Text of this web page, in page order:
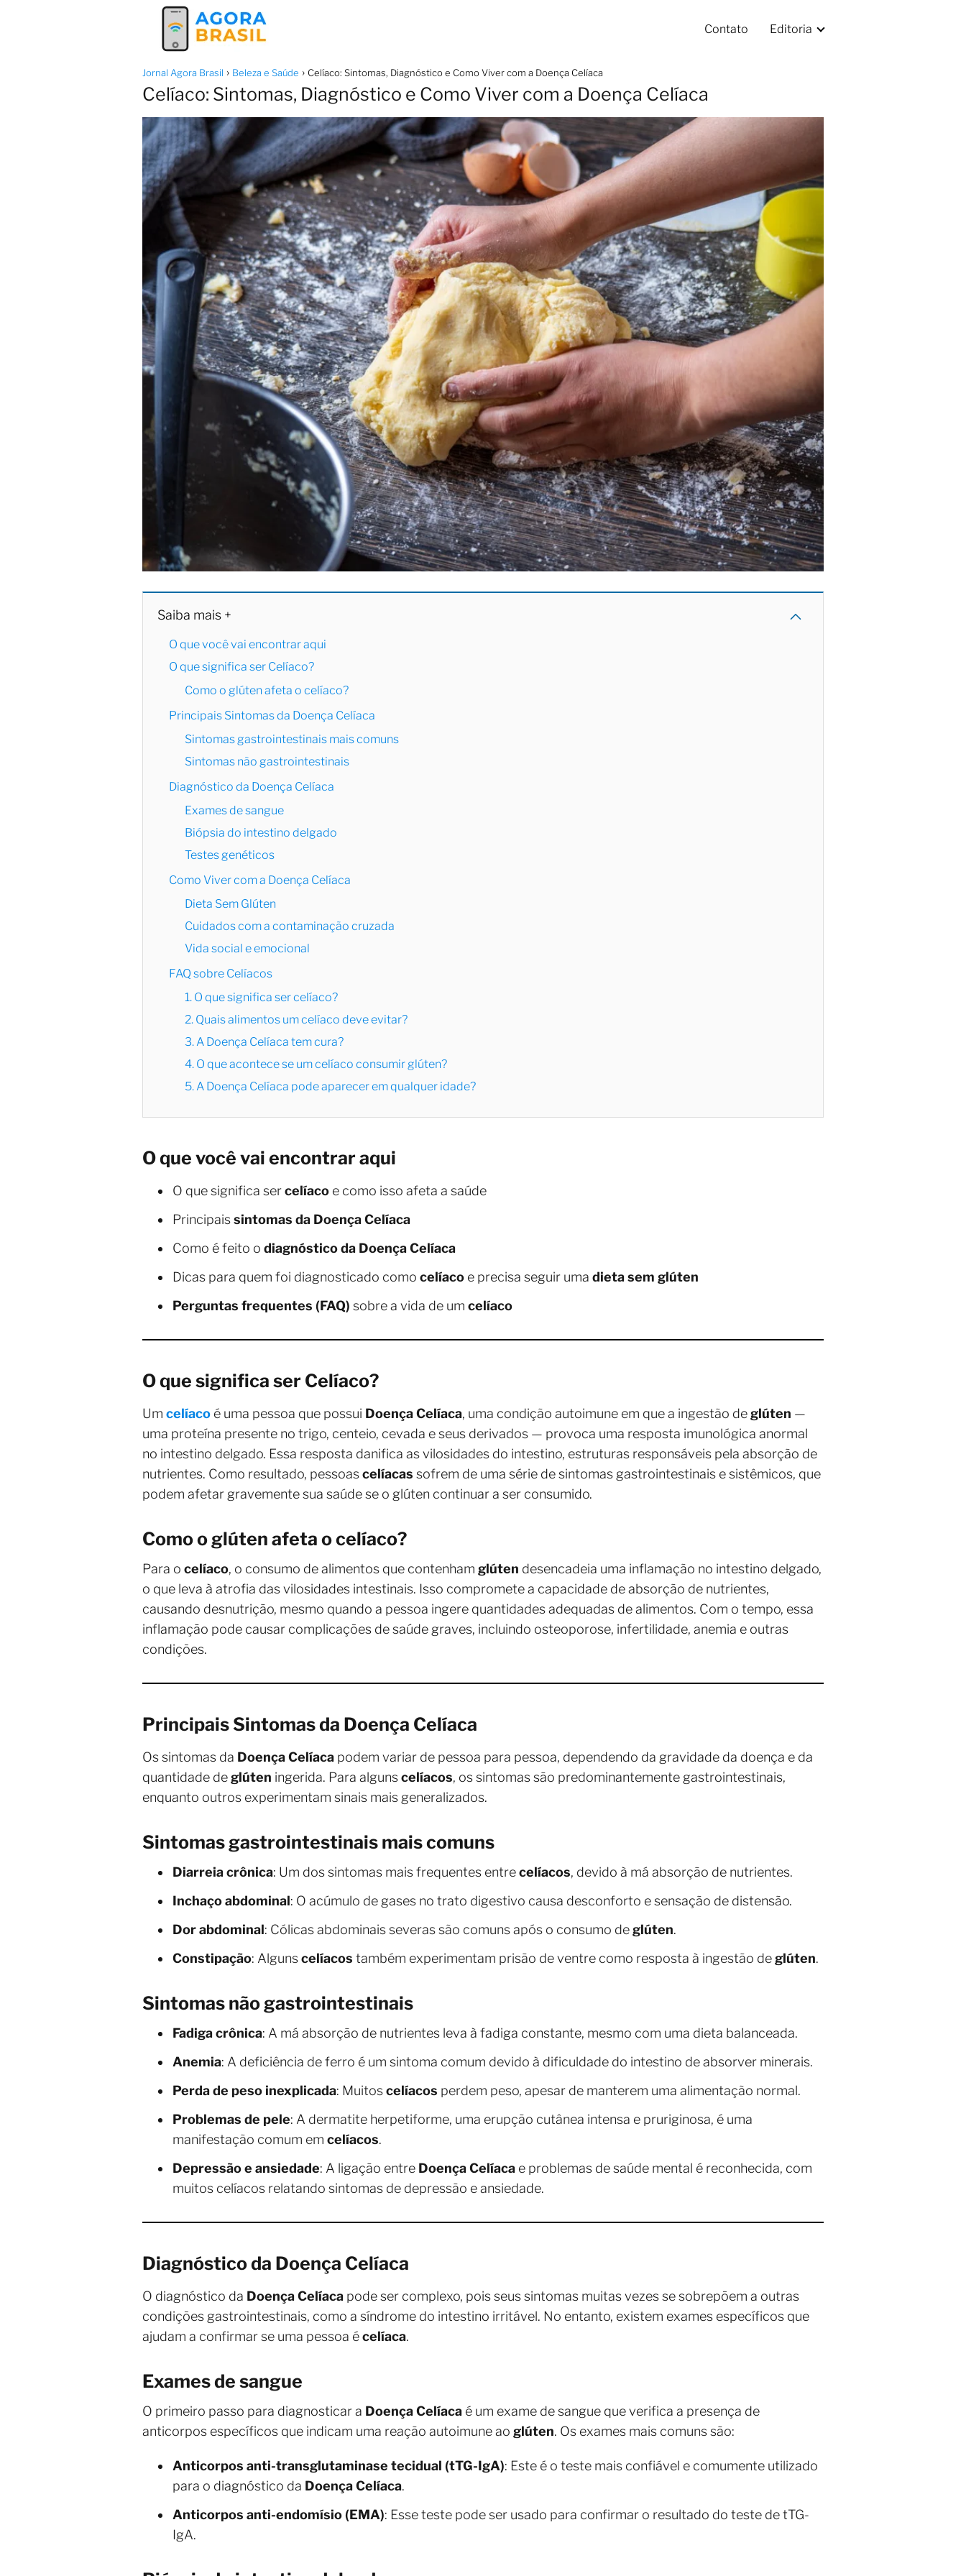
Contato Editoria
Jornal Agora Brasil Beleza e Saúde Celíaco: Sintomas, Diagnóstico e Como Viver com a Doença Celíaca
Celíaco: Sintomas, Diagnóstico e Como Viver com a Doença Celíaca
Saiba mais +
O que você vai encontrar aqui
O que significa ser Celíaco?
Como o glúten afeta o celíaco?
Principais Sintomas da Doença Celíaca
Sintomas gastrointestinais mais comuns
Sintomas não gastrointestinais
Diagnóstico da Doença Celíaca
Exames de sangue
Biópsia do intestino delgado
Testes genéticos
Como Viver com a Doença Celíaca
Dieta Sem Glúten
Cuidados com a contaminação cruzada
Vida social e emocional
FAQ sobre Celíacos
1. O que significa ser celíaco?
2. Quais alimentos um celíaco deve evitar?
3. A Doença Celíaca tem cura?
4. O que acontece se um celíaco consumir glúten?
5. A Doença Celíaca pode aparecer em qualquer idade?
O que você vai encontrar aqui
O que significa sercelíaco e como isso afeta a saúde
Principaissintomas da Doença Celíaca
Como é feito o diagnóstico da Doença Celíaca
Dicas para quem foi diagnosticado como celíaco e precisa seguir uma dieta sem glúten
Perguntas frequentes (FAQ) sobre a vida de um celíaco
O que significa ser Celíaco?
Um celíaco é uma pessoa que possui Doença Celíaca, uma condição autoimune em que a ingestão deglúten —
uma proteína presente no trigo, centeio, cevada e seus derivados — provoca uma resposta imunológica anormal
no intestino delgado. Essa resposta danifica as vilosidades do intestino, estruturas responsáveis pela absorção de
nutrientes. Como resultado, pessoascelíacas sofrem de uma série de sintomas gastrointestinais e sistêmicos, que
podem afetar gravemente sua saúde se o glúten continuar a ser consumido.
Como o glúten afeta o celíaco?
Para o celíaco, o consumo de alimentos que contenham glúten desencadeia uma inflamação no intestino delgado,
o que leva à atrofia das vilosidades intestinais. Isso compromete a capacidade de absorção de nutrientes,
causando desnutrição, mesmo quando a pessoa ingere quantidades adequadas de alimentos. Com o tempo, essa
inflamação pode causar complicações de saúde graves, incluindo osteoporose, infertilidade, anemia e outras
condições.
Principais Sintomas da Doença Celíaca
Os sintomas da Doença Celíaca podem variar de pessoa para pessoa, dependendo da gravidade da doença e da
quantidade deglúten ingerida. Para algunscelíacos, os sintomas são predominantemente gastrointestinais,
enquanto outros experimentam sinais mais generalizados.
Sintomas gastrointestinais mais comuns
Diarreia crônica: Um dos sintomas mais frequentes entrecelíacos, devido à má absorção de nutrientes.
Inchaço abdominal: O acúmulo de gases no trato digestivo causa desconforto e sensação de distensão.
Dor abdominal: Cólicas abdominais severas são comuns após o consumo deglúten.
Constipação: Algunscelíacos também experimentam prisão de ventre como resposta à ingestão deglúten.
Sintomas não gastrointestinais
Fadiga crônica: A má absorção de nutrientes leva à fadiga constante, mesmo com uma dieta balanceada.
Anemia: A deficiência de ferro é um sintoma comum devido à dificuldade do intestino de absorver minerais.
Perda de peso inexplicada: Muitoscelíacos perdem peso, apesar de manterem uma alimentação normal.
Problemas de pele: A dermatite herpetiforme, uma erupção cutânea intensa e pruriginosa, é uma
manifestação comum em celíacos.
Depressão e ansiedade: A ligação entre Doença Celíaca e problemas de saúde mental é reconhecida, com
muitos celíacos relatando sintomas de depressão e ansiedade.
Diagnóstico da Doença Celíaca
O diagnóstico da Doença Celíaca pode ser complexo, pois seus sintomas muitas vezes se sobrepõem a outras
condições gastrointestinais, como a síndrome do intestino irritável. No entanto, existem exames específicos que
ajudam a confirmar se uma pessoa écelíaca.
Exames de sangue
O primeiro passo para diagnosticar a Doença Celíaca é um exame de sangue que verifica a presença de
anticorpos específicos que indicam uma reação autoimune ao glúten. Os exames mais comuns são:
Anticorpos anti-transglutaminase tecidual (tTG-IgA): Este é o teste mais confiável e comumente utilizado
para o diagnóstico da Doença Celíaca.
Anticorpos anti-endomísio (EMA): Esse teste pode ser usado para confirmar o resultado do teste de tTG-
IgA.